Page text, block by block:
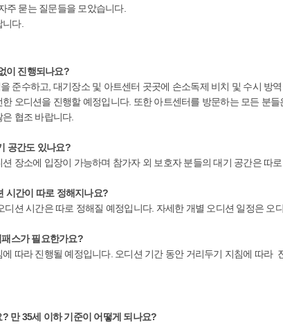
주 묻는 질문들을 모았습니다.
다.
이 진행되나요?
준수하고, 대기장소 및 아트센터 곳곳에 손소독제 비치 및 수시 방
오디션을 진행할 예정입니다. 또한 아트센터를 방문하는 모든 분
협조 바랍니다.
공간도 있나요?
장소에 입장이 가능하며 참가자 외 보호자 분들의 대기 공간은 따
시간이 따로 정해지나요?
션 시간은 따로 정해질 예정입니다. 자세한 개별 오디션 일정은 오
스가 필요한가요?
따라 진행될 예정입니다. 오디션 기간 동안 거리두기 지침에 따라
만 35세 이하 기준이 어떻게 되나요?